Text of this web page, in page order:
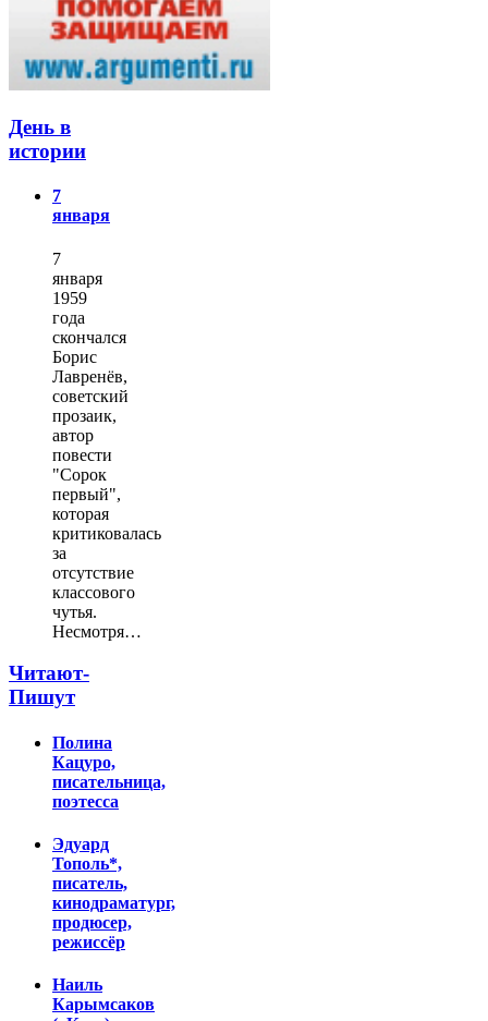
День в
истории
7
января
7
января
1959
года
скончался
Борис
Лавренёв,
советский
прозаик,
автор
повести
"Сорок
первый",
которая
критиковалась
за
отсутствие
классового
чутья.
Несмотря…
Читают-
Пишут
Полина
Кацуро,
писательница,
поэтесса
Эдуард
Тополь*,
писатель,
кинодраматург,
продюсер,
режиссёр
Наиль
Карымсаков